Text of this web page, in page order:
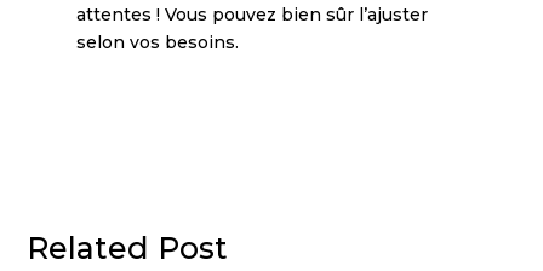
attentes ! Vous pouvez bien sûr l’ajuster
selon vos besoins.
Related Post